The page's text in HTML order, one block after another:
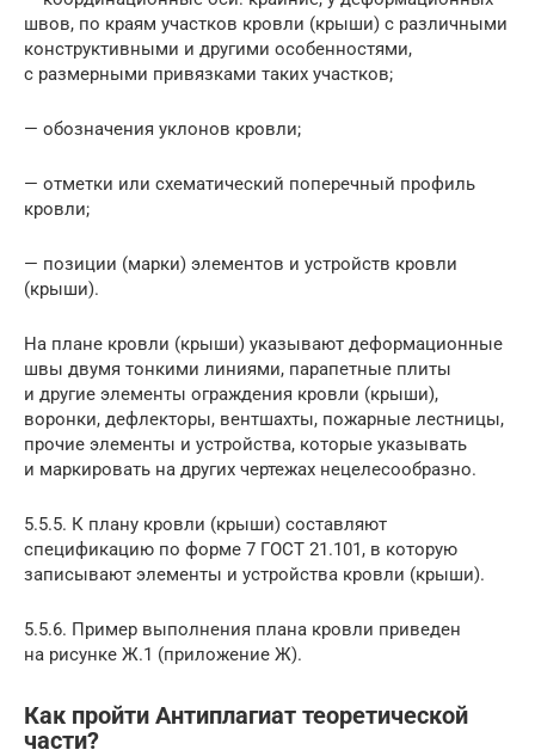
швов, по краям участков кровли (крыши) с различными
конструктивными и другими особенностями,
с размерными привязками таких участков;
— обозначения уклонов кровли;
— отметки или схематический поперечный профиль
кровли;
— позиции (марки) элементов и устройств кровли
(крыши).
На плане кровли (крыши) указывают деформационные
швы двумя тонкими линиями, парапетные плиты
и другие элементы ограждения кровли (крыши),
воронки, дефлекторы, вентшахты, пожарные лестницы,
прочие элементы и устройства, которые указывать
и маркировать на других чертежах нецелесообразно.
5.5.5. К плану кровли (крыши) составляют
спецификацию по форме 7 ГОСТ 21.101, в которую
записывают элементы и устройства кровли (крыши).
5.5.6. Пример выполнения плана кровли приведен
на рисунке Ж.1 (приложение Ж).
Как пройти Антиплагиат теоретической
части?